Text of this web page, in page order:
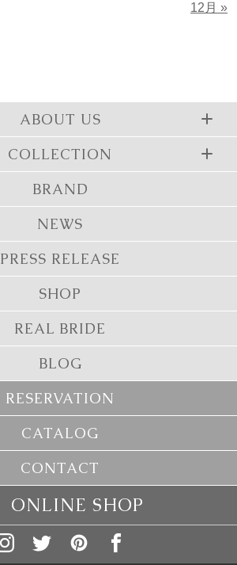
12月 »
ABOUT US
COLLECTION
BRAND
NEWS
PRESS RELEASE
SHOP
REAL BRIDE
BLOG
RESERVATION
CATALOG
CONTACT
ONLINE SHOP